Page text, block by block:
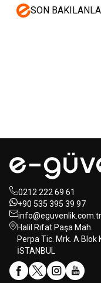
SON
0212 222 69 61
+90 535 395 39 97
info@eguvenlik.com.tr
Halil Rıfat Paşa Mah.
Perpa Tic. Mrk. A Blok
İSTANBUL